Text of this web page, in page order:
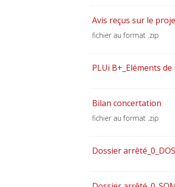
Avis reçus sur le
fichier au format .zip
PLUi B+_Eléments
Bilan concertation
fichier au format .zip
Dossier